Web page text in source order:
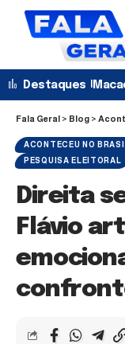
Destaques
Fala Geral > Blog >
ACONTECEU NO
PESQUISA ELEITORAL
Direita
Flávio